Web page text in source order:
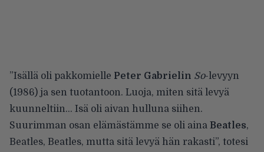
”Isällä oli pakkomielle Peter Gabrielin So-levyyn
(1986) ja sen tuotantoon. Luoja, miten sitä levyä
kuunneltiin… Isä oli aivan hulluna siihen.
Suurimman osan elämästämme se oli aina Beatles,
Beatles, Beatles, mutta sitä levyä hän rakasti”, totesi